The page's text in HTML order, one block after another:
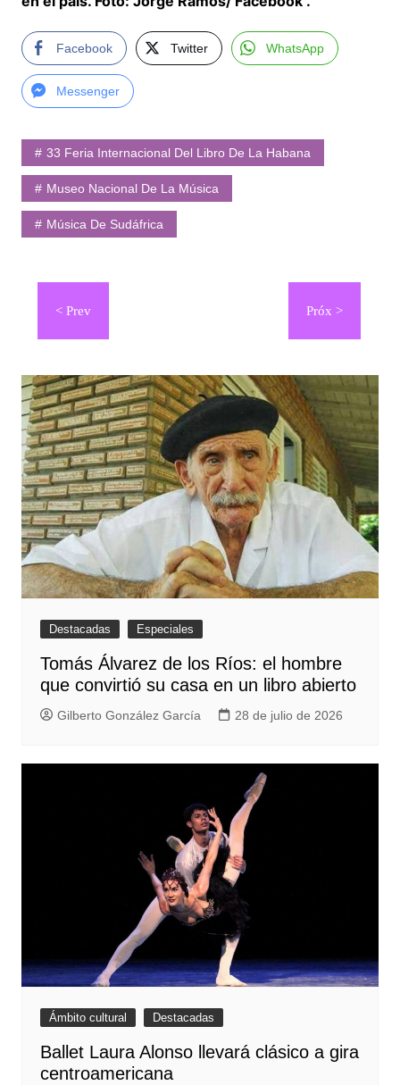
Facebook Twitter WhatsApp
Messenger
33 Feria Internacional Del Libro De La Habana
Museo Nacional De La Música
Música De Sudáfrica
Navegación
entradas
Destacadas Especiales
Tomás Álvarez de los Ríos: el hombre
que convirtió su casa en un libro abierto
Gilberto González García 28 de julio de 2026
Ámbito cultural Destacadas
Ballet Laura Alonso llevará clásico a gira
centroamericana